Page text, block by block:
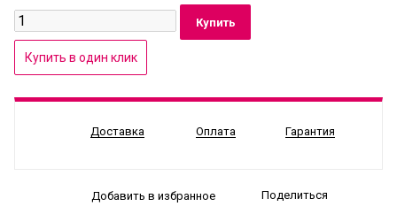
Доставка Оплата Гарантия
Добавить в избранное Поделиться